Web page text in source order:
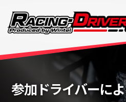
参加ドライバーに